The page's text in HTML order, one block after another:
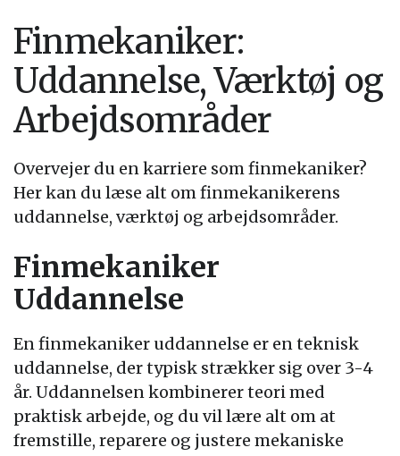
Finmekaniker:
Uddannelse, Værktøj og
Arbejdsområder
Overvejer du en karriere som finmekaniker?
Her kan du læse alt om finmekanikerens
uddannelse, værktøj og arbejdsområder.
Finmekaniker
Uddannelse
En finmekaniker uddannelse er en teknisk
uddannelse, der typisk strækker sig over 3-4
år. Uddannelsen kombinerer teori med
praktisk arbejde, og du vil lære alt om at
fremstille, reparere og justere mekaniske